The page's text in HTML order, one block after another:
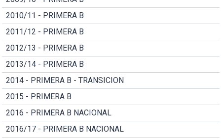
2010/11 - PRIMERA B
2011/12 - PRIMERA B
2012/13 - PRIMERA B
2013/14 - PRIMERA B
2014 - PRIMERA B - TRANSICION
2015 - PRIMERA B
2016 - PRIMERA B NACIONAL
2016/17 - PRIMERA B NACIONAL